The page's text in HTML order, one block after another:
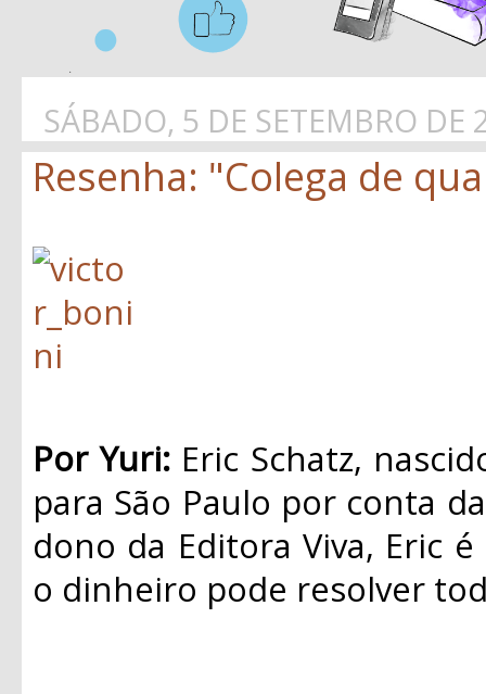
SÁBADO, 5 DE SETEMBRO DE
Resenha: "Colega de
Por Yuri: Eric Schatz,
para São Paulo por conta
dono da Editora Viva, Eric
o dinheiro pode resolver